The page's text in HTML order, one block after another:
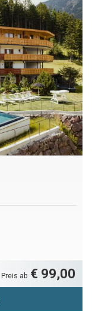
Preis ab € 99,00